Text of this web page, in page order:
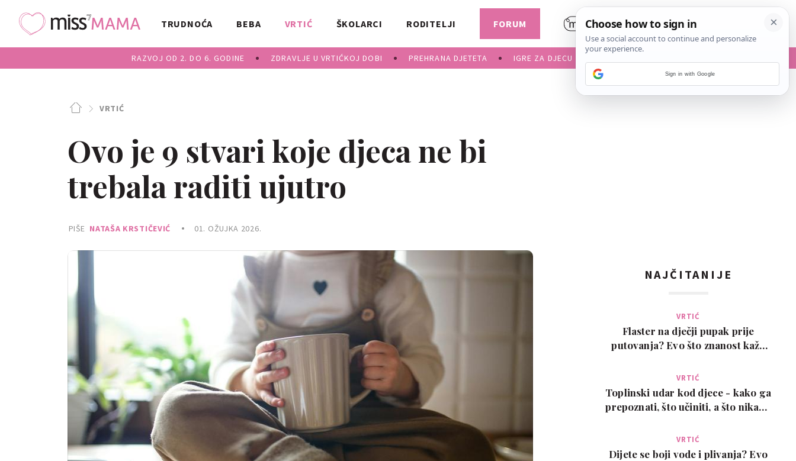
TRUDNOĆA BEBA VRTIĆ
RAZVOJ OD 2. DO 6. GODINE ZDRAVLJE U VRTIĆKOJ DOBI PREHRANA DJETETA IGRE ZA DJECU
ŠKOLARCI RODITELJI FORUM
VRTIĆ
Ovo je 9 stvari koje djeca ne bi
trebala raditi ujutro
PIŠE NATAŠA KRSTIČEVIĆ 01. OŽUJKA 2026.
NAJČITANIJE
VRTIĆ
Flaster na dječji pupak prije
putovanja? Evo što znanost kaže
VRTIĆ
Toplinski udar kod djece - kako ga
prepoznati, što učiniti, a što nikako
VRTIĆ
Dijete se boji vode i plivanja? Evo
Sign in with Google